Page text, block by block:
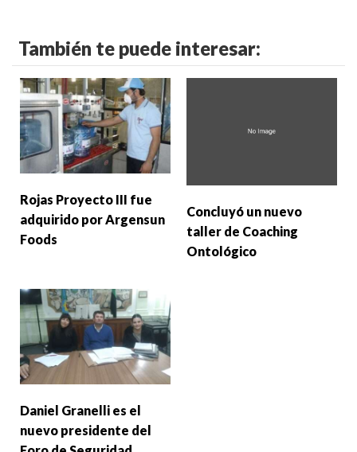
También te puede interesar:
Rojas Proyecto III fue
adquirido por Argensun
Foods
Concluyó un nuevo
taller de Coaching
Ontológico
Daniel Granelli es el
nuevo presidente del